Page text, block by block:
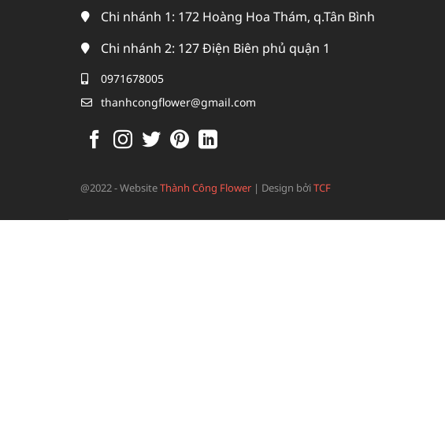
Chi nhánh 1: 172 Hoàng Hoa Thám, q.Tân Bình
Chi nhánh 2: 127 Điện Biên phủ quận 1
0971678005
thanhcongflower@gmail.com
@2022 - WebsiteThành Công Flower | Design bởiTCF